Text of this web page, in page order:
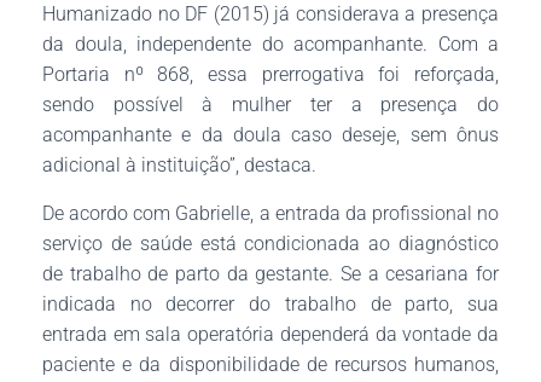
Humanizado no DF (2015) já considerava a presença
da doula, independente do acompanhante. Com a
Portaria nº 868, essa prerrogativa foi reforçada,
sendo possível à mulher ter a presença do
acompanhante e da doula caso deseje, sem ônus
adicional à instituição”, destaca.
De acordo com Gabrielle, a entrada da profissional no
serviço de saúde está condicionada ao diagnóstico
de trabalho de parto da gestante. Se a cesariana for
indicada no decorrer do trabalho de parto, sua
entrada em sala operatória dependerá da vontade da
paciente e da disponibilidade de recursos humanos,